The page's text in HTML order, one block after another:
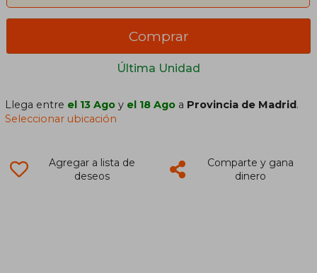
Última Unidad
Comprar
Llega entre el 13 Ago y el 18 Ago a Provincia de Madrid.
Seleccionar ubicación
Agregar a lista de
deseos
Comparte y gana
dinero